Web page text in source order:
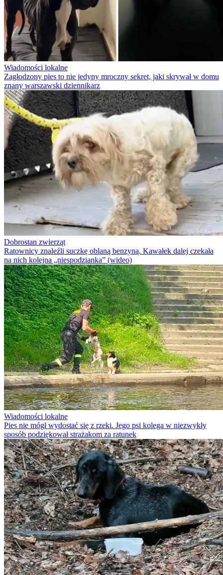
Wiadomości lokalne
Zagłodzony pies to nie jedyny mroczny sekret, jaki skrywał w domu
znany warszawski dziennikarz
Dobrostan zwierząt
Ratownicy znaleźli suczkę oblaną benzyną. Kawałek dalej czekała
na nich kolejna „niespodzianka” (wideo)
Wiadomości lokalne
Pies nie mógł wydostać się z rzeki. Jego psi kolega w niezwykły
sposób podziękował strażakom za ratunek